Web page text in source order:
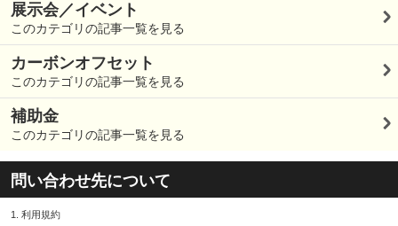
展示会／イベント
このカテゴリの記事一覧を見る
カーボンオフセット
このカテゴリの記事一覧を見る
補助金
このカテゴリの記事一覧を見る
問い合わせ先について
1. 利用規約